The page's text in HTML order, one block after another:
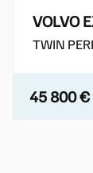
VOLVO
TWIN
45 800 €